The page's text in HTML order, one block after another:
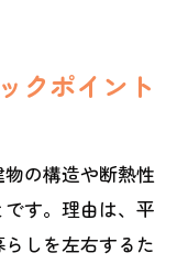
クポイント
の構造や断熱性
す。理由は、平
しを左右するた